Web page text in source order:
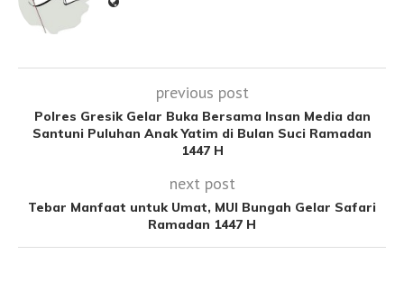
previous post
Polres Gresik Gelar Buka Bersama Insan Media dan
Santuni Puluhan Anak Yatim di Bulan Suci Ramadan
1447 H
next post
Tebar Manfaat untuk Umat, MUI Bungah Gelar Safari
Ramadan 1447 H